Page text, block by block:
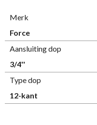
Merk
Force
Aansluiting dop
3/4''
Type dop
12-kant